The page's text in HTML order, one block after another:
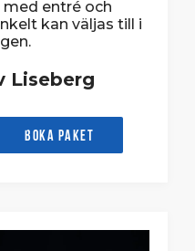
entré och
kan väljas till i
Liseberg
Boka paket